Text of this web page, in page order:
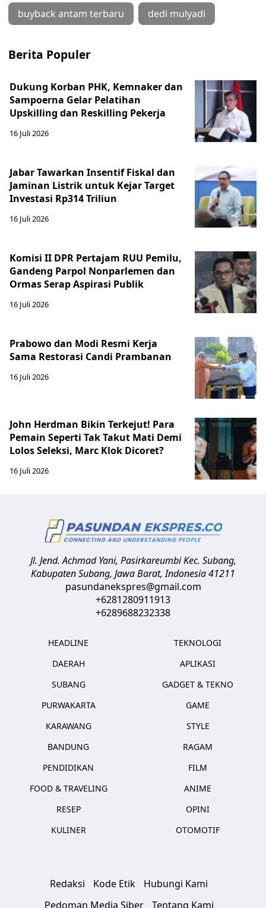
buyback antam terbaru dedi mulyadi
Berita Populer
Dukung Korban PHK, Kemnaker dan
Sampoerna Gelar Pelatihan
Upskilling dan Reskilling Pekerja
16 Juli 2026
Jabar Tawarkan Insentif Fiskal dan
Jaminan Listrik untuk Kejar Target
Investasi Rp314 Triliun
16 Juli 2026
Komisi II DPR Pertajam RUU Pemilu,
Gandeng Parpol Nonparlemen dan
Ormas Serap Aspirasi Publik
16 Juli 2026
Prabowo dan Modi Resmi Kerja
Sama Restorasi Candi Prambanan
16 Juli 2026
John Herdman Bikin Terkejut! Para
Pemain Seperti Tak Takut Mati Demi
Lolos Seleksi, Marc Klok Dicoret?
16 Juli 2026
Jl. Jend. Achmad Yani, Pasirkareumbi Kec. Subang,
Kabupaten Subang, Jawa Barat,Indonesia41211
pasundanekspres@gmail.com
+6281280911913
+6289688232338
HEADLINE
DAERAH
SUBANG
PURWAKARTA
KARAWANG
BANDUNG
PENDIDIKAN
FOOD & TRAVELING
RESEP
KULINER
TEKNOLOGI
APLIKASI
GADGET & TEKNO
GAME
STYLE
RAGAM
FILM
ANIME
OPINI
OTOMOTIF
Redaksi Kode Etik
Hubungi Kami
Pedoman Media Siber
Tentang Kami